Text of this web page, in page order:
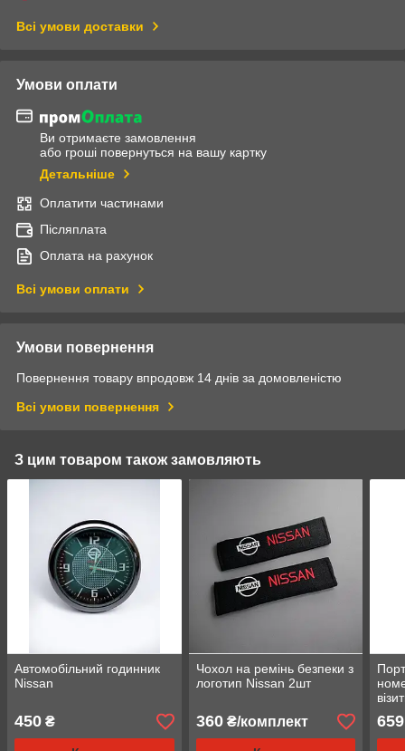
Всі умови доставки
Умови оплати
Ви отримаєте замовлення
або гроші повернуться на вашу картку
Детальніше
Оплатити частинами
Післяплата
Оплата на рахунок
Всі умови оплати
Умови повернення
Повернення товару впродовж 14 днів за домовленістю
Всі умови повернення
З цим товаром також замовляють
Автомобільний годинник
Nissan
450 ₴
Чохол на ремінь безпеки з
логотип Nissan 2шт
360₴/комплект 659